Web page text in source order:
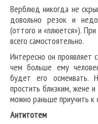
Верблюд никогда не
довольно резок и
(оттого и «плюется»).
всего самостоятельно.
Интересно он проявляет
чем больше ему
будет его осмеивать.
простить близким, жене
можно раньше приучить к
Антитотем